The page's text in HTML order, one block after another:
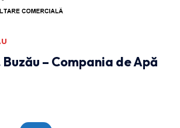
– Compania de Apă